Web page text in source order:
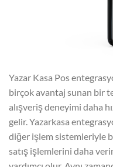
Yazar Kasa Pos
birçok avantaj sunan bir
alışveriş deneyimi daha
gelir. Yazarkasa
diğer işlem sistemleriyle
satış işlemlerini daha